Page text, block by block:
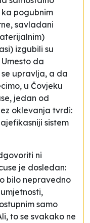
pogubnim
savladani
izgubili su
da
upravlja, a da
u Čovjeku
jedan od
oklevanja tvrdi:
sistem
ni
je dosledan:
bilo nepravedno
samo
to se svakako ne